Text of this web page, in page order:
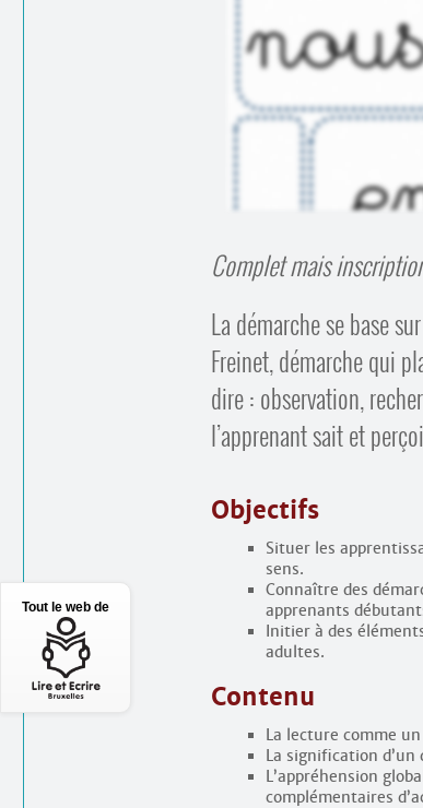
Complet mais
La démarche se base
Freinet, démarche qui
dire : observation,
l’apprenant sait et
Objectifs
Situer les
sens.
Connaître des
apprenants
Initier à des
adultes.
Contenu
La lecture comme
La signification
L’appréhension
complémentaires
Tout le web de